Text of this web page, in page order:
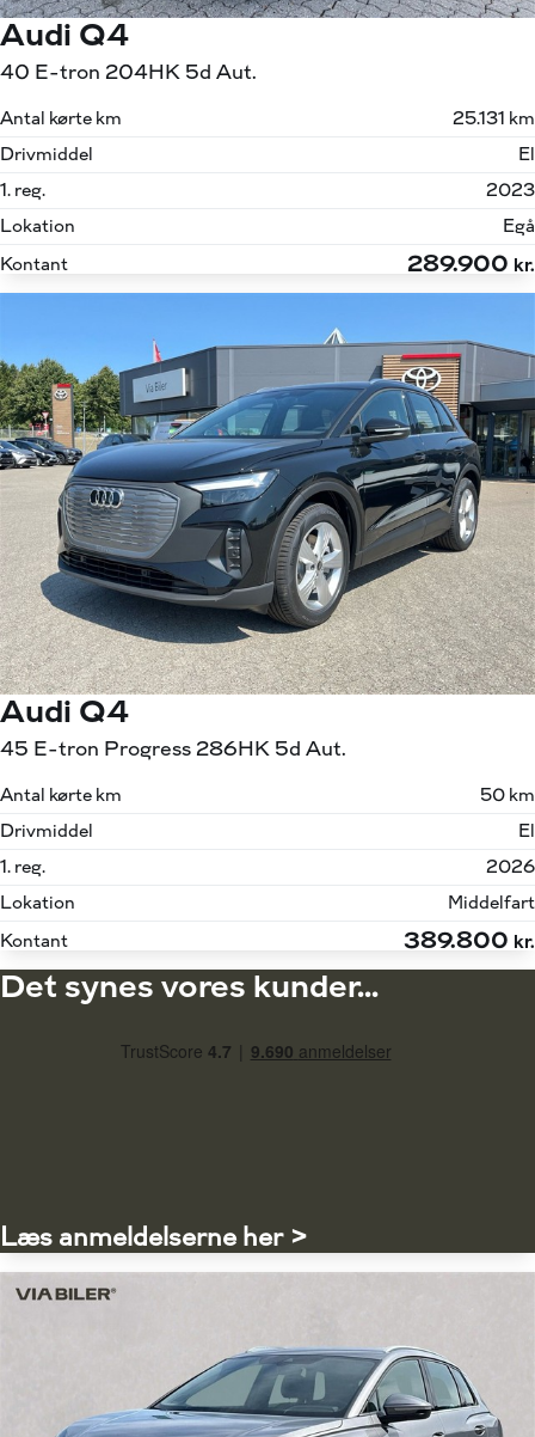
Audi Q4
40 E-tron 204HK 5d Aut.
Antal kørte km
25.131 km
Drivmiddel
El
1. reg.
2023
Lokation
Egå
Kontant
289.900 kr.
Audi Q4
45 E-tron Progress 286HK 5d Aut.
Antal kørte km
50 km
Drivmiddel
El
1. reg.
2026
Lokation
Middelfart
Kontant
389.800 kr.
Det synes vores kunder...
Læs anmeldelserne her >